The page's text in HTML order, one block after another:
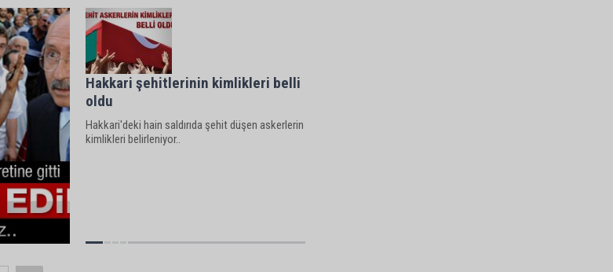
Hakkari şehitlerinin kimlikleri belli
oldu
Hakkari'deki hain saldırıda şehit düşen askerlerin
kimlikleri belirleniyor..